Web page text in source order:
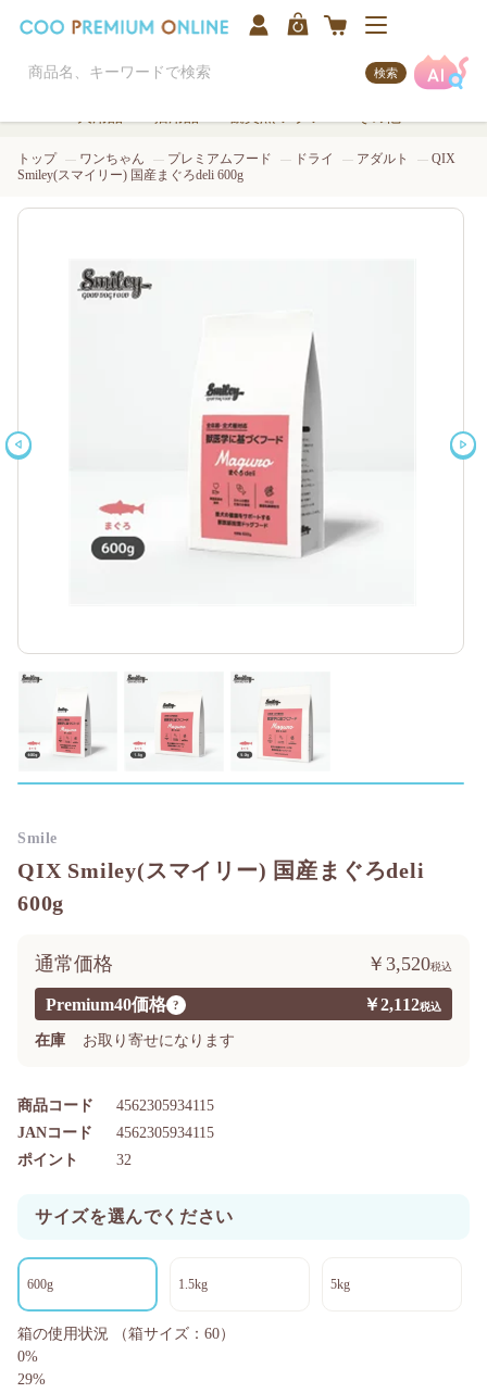
検索
トップ ワンちゃん プレミアムフード ドライ アダルト
QIX
Smiley(スマイリー) 国産まぐろdeli 600g
QIX Smiley(スマイリー) 国産まぐろdeli
600g
Premium40価格 ? ￥2,112
通常価格 ￥3,520
在庫 お取り寄せになります
商品コード 4562305934115
ポイント 32
JANコード 4562305934115
サイズを選んでください
600g 1.5kg 5kg
Smile
箱の使用状況
（箱サイズ：60）
0%
29%